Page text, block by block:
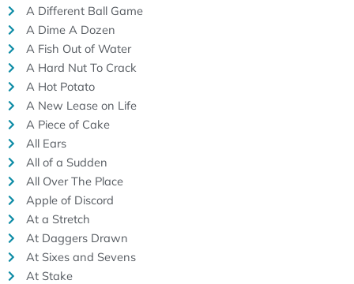
A Different Ball Game
A Dime A Dozen
A Fish Out of Water
A Hard Nut To Crack
A Hot Potato
A New Lease on Life
A Piece of Cake
All Ears
All of a Sudden
All Over The Place
Apple of Discord
At a Stretch
At Daggers Drawn
At Sixes and Sevens
At Stake